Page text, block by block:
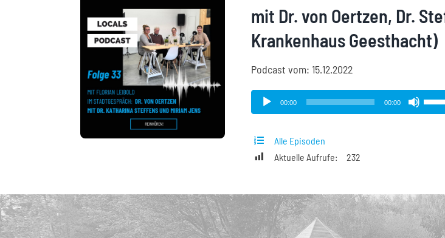
mit Dr. von Oertzen, Dr.
Krankenhaus Geesthacht)
Podcast vom: 15.12.2022
Audio-
Player
00:00 00:00
zu
Alle Episoden
Aktuelle Aufrufe:
232